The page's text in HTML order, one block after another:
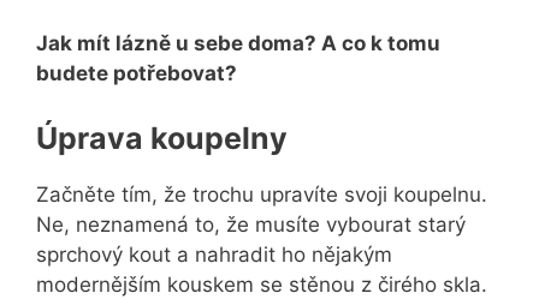
Jak mít lázně u sebe doma? A co k tomu
budete potřebovat?
Úprava koupelny
Začněte tím, že trochu upravíte svoji koupelnu.
Ne, neznamená to, že musíte vybourat starý
sprchový kout a nahradit ho nějakým
modernějším kouskem se stěnou z čirého skla.